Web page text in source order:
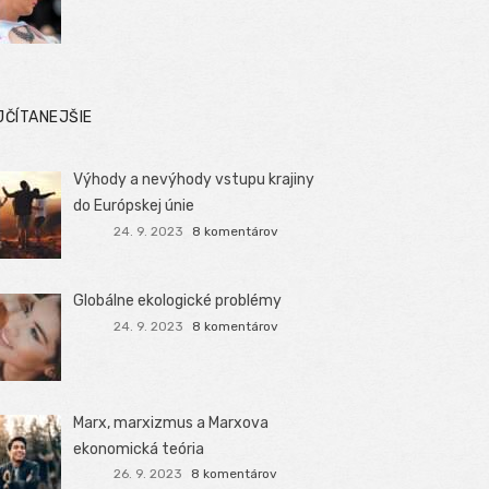
Výhody a nevýhody vstupu krajiny
do Európskej únie
24. 9. 2023 8 komentárov
Globálne ekologické problémy
24. 9. 2023 8 komentárov
Marx, marxizmus a Marxova
ekonomická teória
26. 9. 2023 8 komentárov